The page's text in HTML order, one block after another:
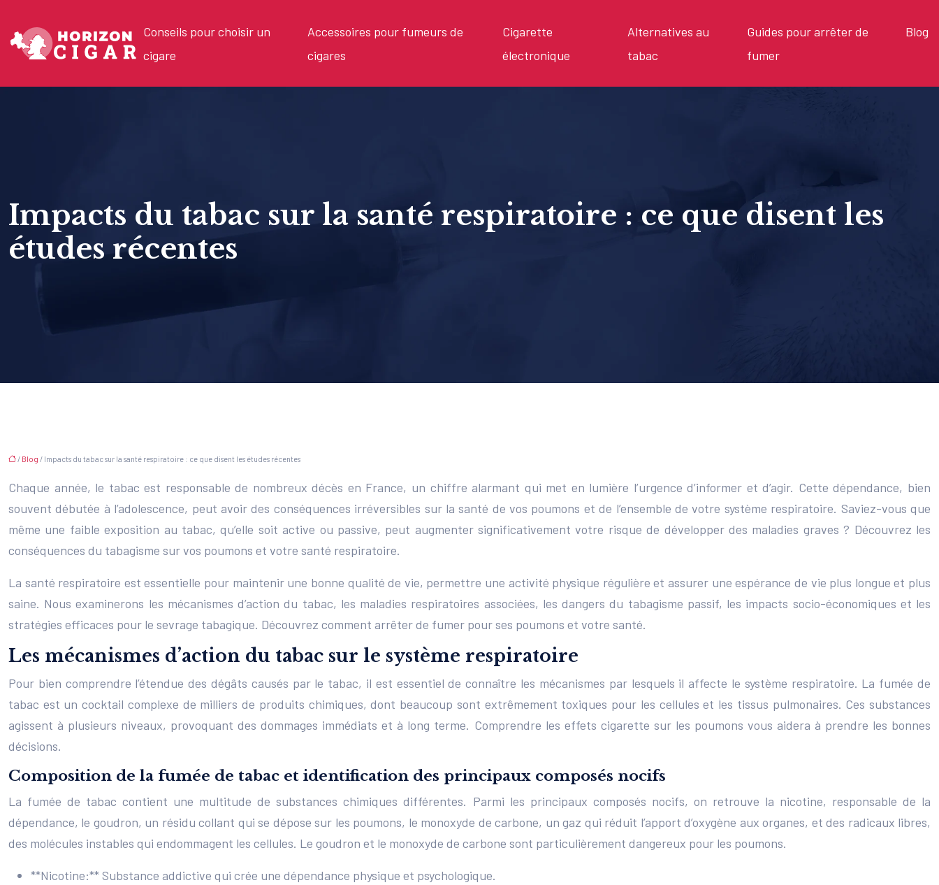
Conseils pour choisir un
cigare
Accessoires pour fumeurs de
cigares
Cigarette
électronique
Alternatives au
tabac
Guides pour arrêter de
fumer
Blog
Impacts du tabac sur la santé respiratoire : ce que disent les
études récentes
/ Blog / Impacts du tabac sur la santé respiratoire : ce que disent les études récentes
Chaque année, le tabac est responsable de nombreux décès en France, un chiffre alarmant qui met en lumière l’urgence d’informer et d’agir. Cette dépendance, bien
souvent débutée à l’adolescence, peut avoir des conséquences irréversibles sur la santé de vos poumons et de l’ensemble de votre système respiratoire. Saviez-vous que
même une faible exposition au tabac, qu’elle soit active ou passive, peut augmenter significativement votre risque de développer des maladies graves ? Découvrez les
conséquences du tabagisme sur vos poumons et votre santé respiratoire.
La santé respiratoire est essentielle pour maintenir une bonne qualité de vie, permettre une activité physique régulière et assurer une espérance de vie plus longue et plus
saine. Nous examinerons les mécanismes d’action du tabac, les maladies respiratoires associées, les dangers du tabagisme passif, les impacts socio-économiques et les
stratégies efficaces pour le sevrage tabagique. Découvrez comment arrêter de fumer pour ses poumons et votre santé.
Les mécanismes d’action du tabac sur le système respiratoire
Pour bien comprendre l’étendue des dégâts causés par le tabac, il est essentiel de connaître les mécanismes par lesquels il affecte le système respiratoire. La fumée de
tabac est un cocktail complexe de milliers de produits chimiques, dont beaucoup sont extrêmement toxiques pour les cellules et les tissus pulmonaires. Ces substances
agissent à plusieurs niveaux, provoquant des dommages immédiats et à long terme. Comprendre les effets cigarette sur les poumons vous aidera à prendre les bonnes
décisions.
Composition de la fumée de tabac et identification des principaux composés nocifs
La fumée de tabac contient une multitude de substances chimiques différentes. Parmi les principaux composés nocifs, on retrouve la nicotine, responsable de la
dépendance, le goudron, un résidu collant qui se dépose sur les poumons, le monoxyde de carbone, un gaz qui réduit l’apport d’oxygène aux organes, et des radicaux libres,
des molécules instables qui endommagent les cellules. Le goudron et le monoxyde de carbone sont particulièrement dangereux pour les poumons.
**Nicotine:** Substance addictive qui crée une dépendance physique et psychologique.